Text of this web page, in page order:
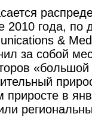
2010 года, по
&
за собой
приросте в